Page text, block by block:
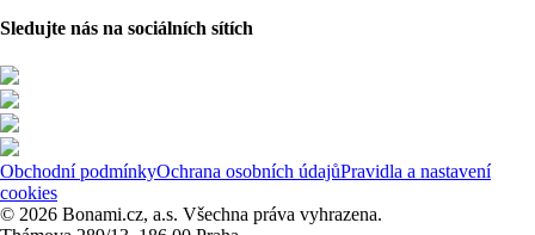
Sledujte nás na sociálních sítích
Obchodní podmínkyOchrana osobních údajůPravidla a nastavení
cookies
© 2026 Bonami.cz, a.s. Všechna práva vyhrazena.